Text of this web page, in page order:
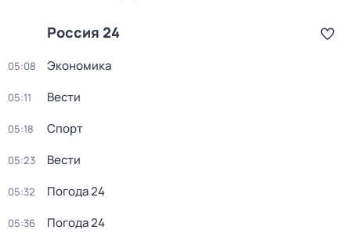
Россия 24
05:08 Экономика
05:11 Вести
05:18 Спорт
05:23 Вести
05:32 Погода 24
05:36 Погода 24